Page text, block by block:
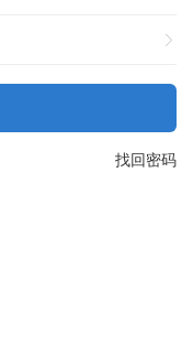
找回密码